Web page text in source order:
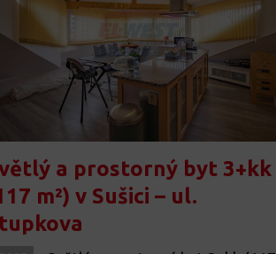
a prostorný byt 3+kk
m²) v Sušici – ul.